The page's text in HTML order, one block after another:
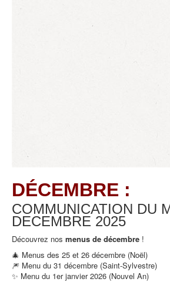
DÉCEMBRE :
COMMUNICATION DU
DECEMBRE 2025
Découvrez nos menus de décembre !
🎄 Menus des 25 et 26 décembre (Noël)
🎆 Menu du 31 décembre (Saint-Sylvestre)
✨ Menu du 1er janvier 2026 (Nouvel An)